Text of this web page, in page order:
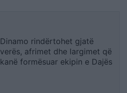
Dinamo rindërtohet gjatë
verës, afrimet dhe largimet që
kanë formësuar ekipin e Dajës